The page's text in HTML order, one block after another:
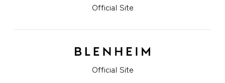
Official Site
Official Site